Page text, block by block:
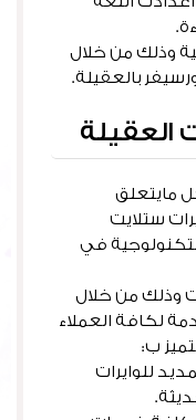
وذلك من خلال
بالعقيلة.
العقيلة
مايتعلق
ستلايت
في
وذلك من خلال
لكافة العملاء
ب:
للوايرات